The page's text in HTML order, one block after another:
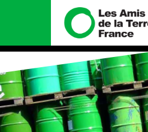
Nous connaître
Histoire